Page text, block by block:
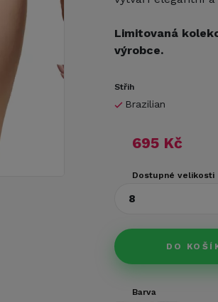
Limitovaná
výrobce.
Střih
Brazilian
695 Kč
Dostupné velikosti
8
DO
Barva